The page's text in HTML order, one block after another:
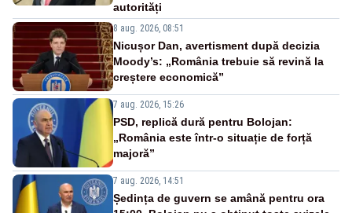
autorități
8 aug. 2026, 08:51
Nicușor Dan, avertisment după decizia
Moody’s: „România trebuie să revină la
creștere economică”
7 aug. 2026, 15:26
PSD, replică dură pentru Bolojan:
„România este într-o situație de forță
majoră”
7 aug. 2026, 14:51
Ședința de guvern se amână pentru ora